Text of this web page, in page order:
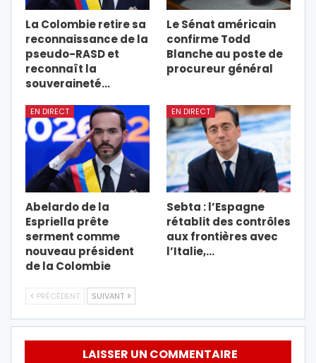
La Colombie retire sa
reconnaissance de la
pseudo-RASD et
reconnaît la
souveraineté…
Le Sénat américain
confirme Todd
Blanche au poste de
procureur général
EN DIRECT
Abelardo de la
Espriella prête
serment comme
nouveau président
de la Colombie
EN DIRECT
Sebta : l’Espagne
rétablit des contrôles
aux frontières avec
l’Italie,…
PRÉCÉDENT SUIVANT
LAISSER UN COMMENTAIRE